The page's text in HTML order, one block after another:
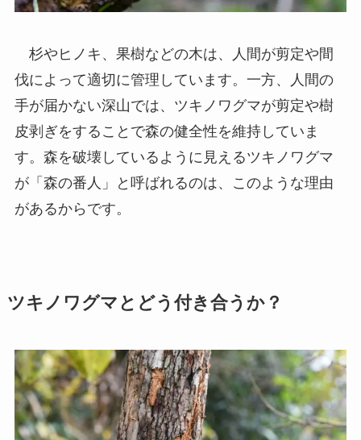
杉やヒノキ、果樹などの木は、人間が剪定や間
伐によって適切に管理しています。一方、人間の
手が届かない深山では、ツキノワグマが剪定や樹
皮剥ぎをすることで森の健全性を維持していま
す。森を破壊しているように見えるツキノワグマ
が「森の番人」と呼ばれるのは、このような理由
があるからです。
ツキノワグマとどう付き合うか？